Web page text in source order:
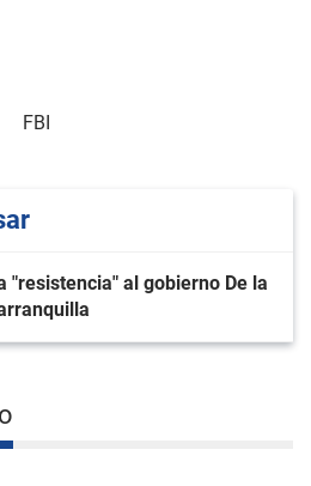
FBI
"resistencia" al gobierno De la